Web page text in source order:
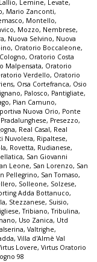
Lallio, Lemine, Levate,
, Mario Zanconti,
, Montello,
, Mozzo, Nembrese,
, Nuova Selvino, Nuova
, Oratorio Boccaleone,
, Oratorio Costa
Malpensata, Oratorio
Verdello, Oratorio
, Orsa Cortefranca, Osio
, Palosco, Pantigliate,
, Pian Camuno,
Nuova Orio, Ponte
Pradalunghese, Presezzo,
, Real Casal, Real
Nuvolera, Ripaltese,
, Rovetta, Rudianese,
, San Giovanni
Leone, San Lorenzo, San
Pellegrino, San Tomaso,
, Solleone, Solzese,
Adda Bottanuco,
, Stezzanese, Suisio,
,Tribiano,Tribulina,
, Uso Zanica, Utd
, Valtrighe,
, Villa d'Almè Val
Lovere, Virtus Oratorio
98